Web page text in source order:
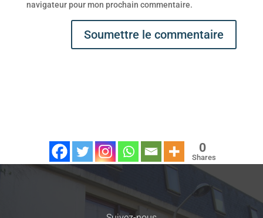
navigateur pour mon prochain commentaire.
Soumettre le commentaire
0
Shares